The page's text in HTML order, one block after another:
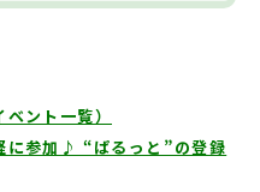
ント一覧）
に参加♪ “ぱるっと”の登録